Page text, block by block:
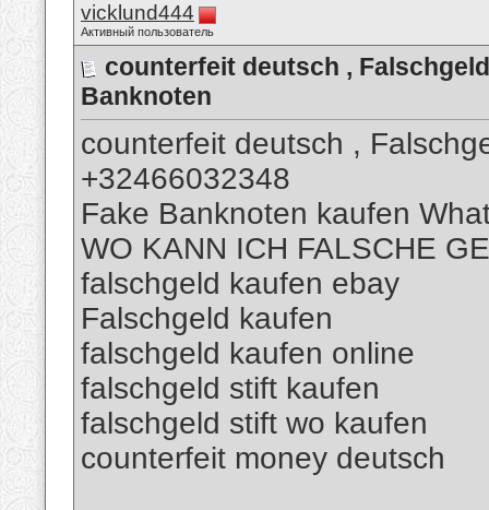
vicklund444
Активный пользователь
counterfeit deutsch ,
Banknoten
counterfeit deutsch ,
+32466032348
Fake Banknoten kaufen
WO KANN ICH FALSCHE
falschgeld kaufen ebay
Falschgeld kaufen
falschgeld kaufen online
falschgeld stift kaufen
falschgeld stift wo kaufen
counterfeit money deutsch